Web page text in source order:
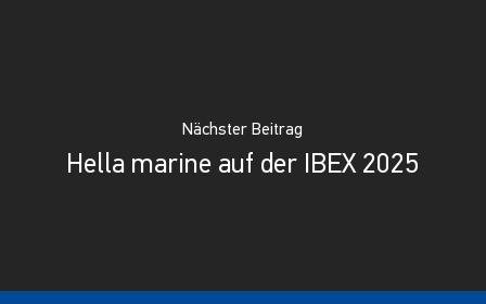
Nächster Beitrag
Hella marine auf der IBEX 2025